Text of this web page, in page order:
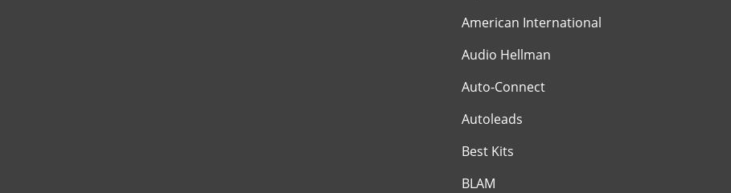
American International
Audio Hellman
Auto-Connect
Autoleads
Best Kits
BLAM